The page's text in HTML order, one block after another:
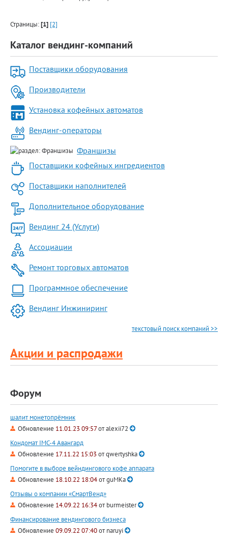
Страницы:[1] [2]
Каталог вендинг-компаний
Поставщики оборудования
Производители
Установка кофейных автоматов
Вендинг-операторы
Франшизы
Поставщики кофейных ингредиентов
Поставщики наполнителей
Дополнительное оборудование
Вендинг 24 (Услуги)
Ассоциации
Ремонт торговых автоматов
Программное обеспечение
Вендинг Инжиниринг
текстовый поиск компаний >>
Акции и распродажи
Форум
шалит монетопрёмник
Обновление 11.01.23 09:57отalexii72
Кондомат IMC-4 Авангард
Обновление 17.11.22 15:03 отqwertyshka
Помогите в выборе вейндингового кофе аппарата
Обновление 18.10.22 18:04отguMKa
Отзывы о компании «СмартВенд»
Обновление 14.09.22 16:34отburmeister
Финансирование вендингового бизнеса
Обновление 09.09.22 07:40отnaruyi